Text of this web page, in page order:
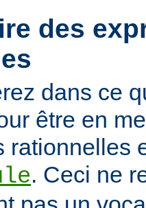
des
dans ce
être en
rationnelles
. Ceci ne